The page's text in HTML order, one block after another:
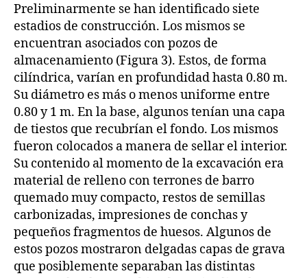
Preliminarmente se han identificado siete
estadios de construcción. Los mismos se
encuentran asociados con pozos de
almacenamiento (Figura 3). Estos, de forma
cilíndrica, varían en profundidad hasta 0.80 m.
Su diámetro es más o menos uniforme entre
0.80 y 1 m. En la base, algunos tenían una capa
de tiestos que recubrían el fondo. Los mismos
fueron colocados a manera de sellar el interior.
Su contenido al momento de la excavación era
material de relleno con terrones de barro
quemado muy compacto, restos de semillas
carbonizadas, impresiones de conchas y
pequeños fragmentos de huesos. Algunos de
estos pozos mostraron delgadas capas de grava
que posiblemente separaban las distintas